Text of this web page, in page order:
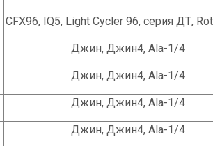
CFX96, IQ5, Light Cycler 96, серия ДТ,
Джин, Джин4, Ala-1/4
Джин, Джин4, Ala-1/4
Джин, Джин4, Ala-1/4
Джин, Джин4, Ala-1/4